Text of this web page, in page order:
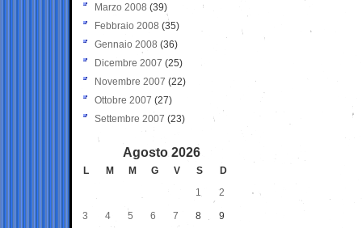
Marzo 2008 (39)
Febbraio 2008 (35)
Gennaio 2008 (36)
Dicembre 2007 (25)
Novembre 2007 (22)
Ottobre 2007 (27)
Settembre 2007 (23)
Agosto 2026
L M M G V S
D
1
2
3 4 5 6 7 8 9